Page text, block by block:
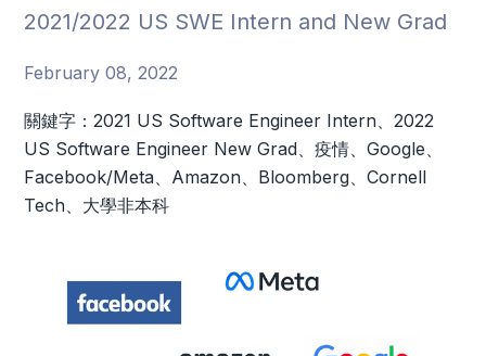
2021/2022 US SWE Intern and New Grad
February 08, 2022
關鍵字：2021 US Software Engineer Intern、2022
US Software Engineer New Grad、疫情、Google、
Facebook/Meta、Amazon、Bloomberg、Cornell
Tech、大學非本科